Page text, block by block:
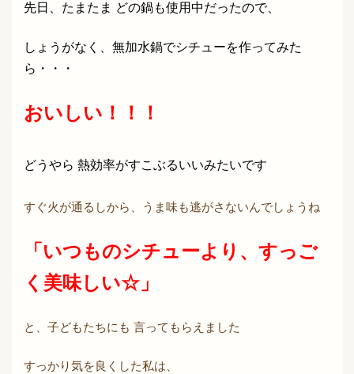
先日、たまたま どの鍋も使用中だったので、
しょうがなく、無加水鍋でシチューを作ってみた
ら・・・
おいしい！！！
どうやら 熱効率がすこぶるいいみたいです
すぐ火が通るしから、うま味も逃がさないんでしょうね
「いつものシチューより、すっご
く美味しい☆」
と、子どもたちにも 言ってもらえました
すっかり気を良くした私は、